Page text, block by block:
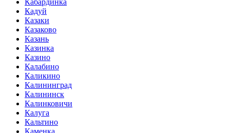
Кадуй
Казаки
Казаково
Казань
Казинка
Казино
Калабино
Каликино
Калининград
Калининск
Калинковичи
Калуга
Кальтино
Каменка